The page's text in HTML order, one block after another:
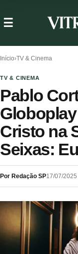
Início›TV & Cinema
TV & CINEMA
Pablo
Cristo na
Seixas:
Por Redação SP17/07/